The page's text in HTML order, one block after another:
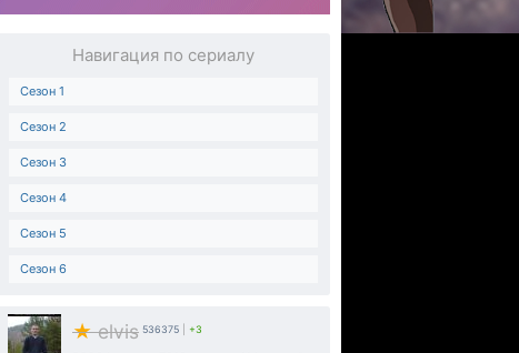
Навигация по сериалу
Сезон 1
Сезон 2
Сезон 3
Сезон 4
Сезон 5
Сезон 6
★elvis 536375 +3